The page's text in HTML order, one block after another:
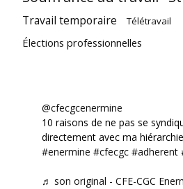
Travail temporaire Télétravail
Élections professionnelles
@cfecgcenermine
10 raisons de ne pas se
directement avec ma
#enermine #cfecgc #adherent
♬ son original - CFE-CGC